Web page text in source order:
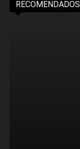
RECOMENDADOS